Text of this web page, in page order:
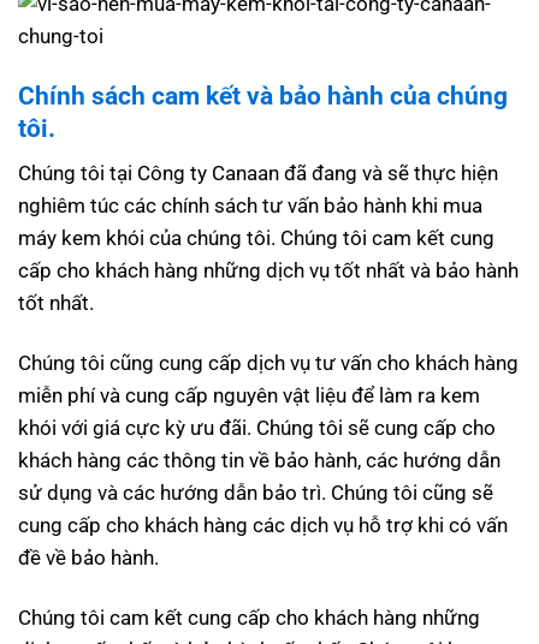
Chính sách cam kết và bảo hành của chúng
tôi.
Chúng tôi tại Công ty Canaan đã đang và sẽ thực hiện
nghiêm túc các chính sách tư vấn bảo hành khi mua
máy kem khói của chúng tôi. Chúng tôi cam kết cung
cấp cho khách hàng những dịch vụ tốt nhất và bảo hành
tốt nhất.
Chúng tôi cũng cung cấp dịch vụ tư vấn cho khách hàng
miễn phí và cung cấp nguyên vật liệu để làm ra kem
khói với giá cực kỳ ưu đãi. Chúng tôi sẽ cung cấp cho
khách hàng các thông tin về bảo hành, các hướng dẫn
sử dụng và các hướng dẫn bảo trì. Chúng tôi cũng sẽ
cung cấp cho khách hàng các dịch vụ hỗ trợ khi có vấn
đề về bảo hành.
Chúng tôi cam kết cung cấp cho khách hàng những